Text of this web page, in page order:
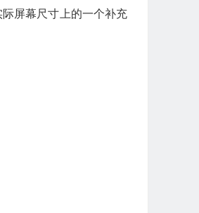
屏幕尺寸上的一个补充